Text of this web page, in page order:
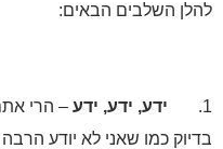
השלבים הבאים:
ידע, ידע, ידע– הרי אתם לא
כמו שאני לא יודע הרבה על